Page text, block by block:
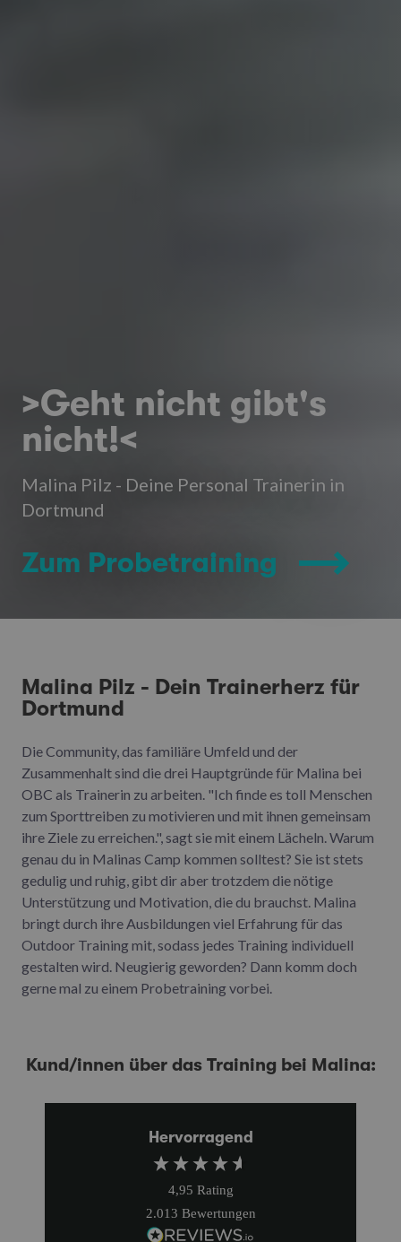
>Geht nicht gibt's
nicht!<
Malina Pilz - Deine Personal Trainerin in
Dortmund
Zum Probetraining
Malina Pilz - Dein Trainerherz für
Dortmund
Die Community, das familiäre Umfeld und der
Zusammenhalt sind die drei Hauptgründe für Malina bei
OBC als Trainerin zu arbeiten. "Ich finde es toll Menschen
zum Sporttreiben zu motivieren und mit ihnen gemeinsam
ihre Ziele zu erreichen.", sagt sie mit einem Lächeln. Warum
genau du in Malinas Camp kommen solltest? Sie ist stets
gedulig und ruhig, gibt dir aber trotzdem die nötige
Unterstützung und Motivation, die du brauchst. Malina
bringt durch ihre Ausbildungen viel Erfahrung für das
Outdoor Training mit, sodass jedes Training individuell
gestalten wird. Neugierig geworden? Dann komm doch
gerne mal zu einem Probetraining vorbei.
Kund/innen über das Training bei Malina:
Hervorragend
4,95 Rating
2.013 Bewertungen